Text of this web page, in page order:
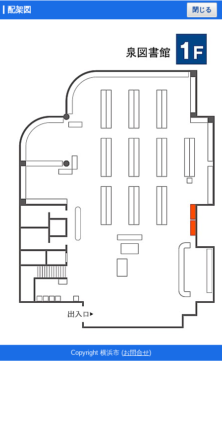
配架図 閉じる
Copyright 横浜市 (お問合せ)